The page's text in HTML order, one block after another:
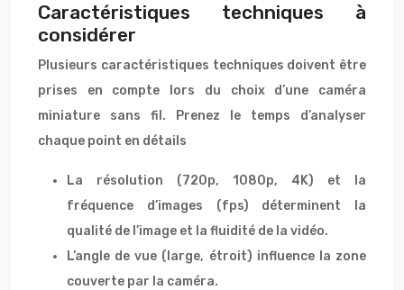
Caractéristiques techniques à
considérer
Plusieurs caractéristiques techniques doivent être
prises en compte lors du choix d’une caméra
miniature sans fil. Prenez le temps d’analyser
chaque point en détails
La résolution (720p, 1080p, 4K) et la
fréquence d’images (fps) déterminent la
qualité de l’image et la fluidité de la vidéo.
L’angle de vue (large, étroit) influence la zone
couverte par la caméra.